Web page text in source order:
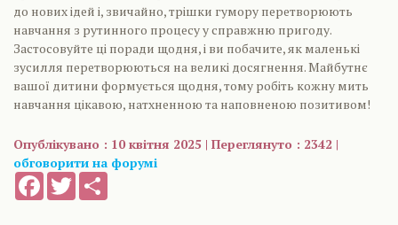
до нових ідей і, звичайно, трішки гумору перетворюють
навчання з рутинного процесу у справжню пригоду.
Застосовуйте ці поради щодня, і ви побачите, як маленькі
зусилля перетворюються на великі досягнення. Майбутнє
вашої дитини формується щодня, тому робіть кожну мить
навчання цікавою, натхненною та наповненою позитивом!
Опублікувано : 10 квітня 2025 | Переглянуто : 2342 |
обговорити на форумі
FacebookTwitter